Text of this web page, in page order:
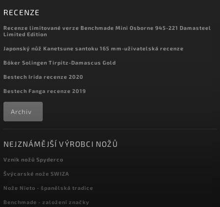
RECENZE
Recenze limitované verze Benchmade Mini Osborne 945-221 Damasteel
Limited Edition
Japonský nůž Kanetsune santoku 165 mm-uživatelská recenze
Böker Solingen Tirpitz-Damascus Gold
Bestech Irida recenze 2020
Bestech Fanga recenze 2019
Archiv
NEJZNÁMĚJŠÍ VÝROBCI NOŽŮ
Vznik nožů Spyderco
Švýcarské nože SWIZA
Nože Nieto - španělská tradice
Benchmade - založení značky